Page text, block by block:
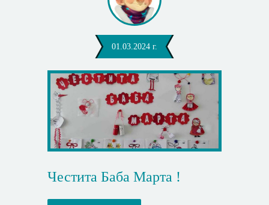
01.03.2024 г.
Честита Баба Марта !